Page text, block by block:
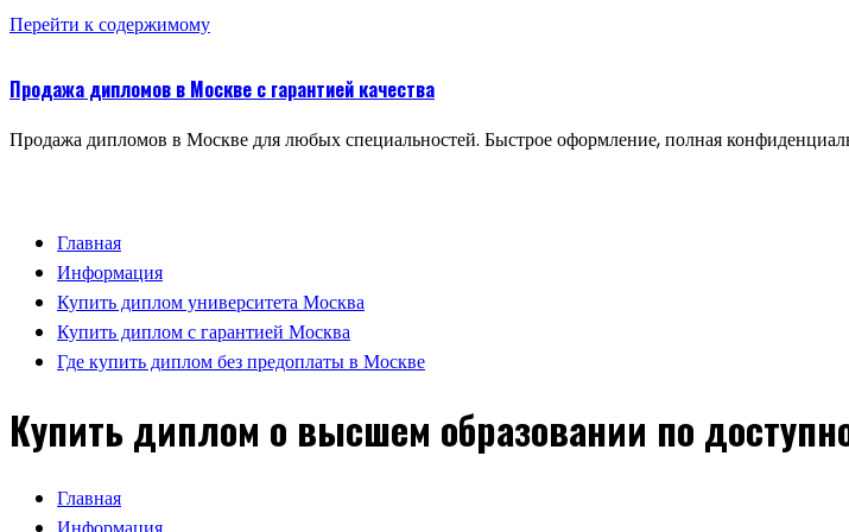
Перейти к содержимому
Продажа дипломов в Москве с гарантией качества
Продажа дипломов в Москве для любых специальностей. Быстрое оформление, полная
Главная
Информация
Купить диплом университета Москва
Купить диплом с гарантией Москва
Где купить диплом без предоплаты в Москве
Купить диплом о высшем образовании по
Главная